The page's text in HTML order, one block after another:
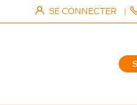
SE CONNECTER |